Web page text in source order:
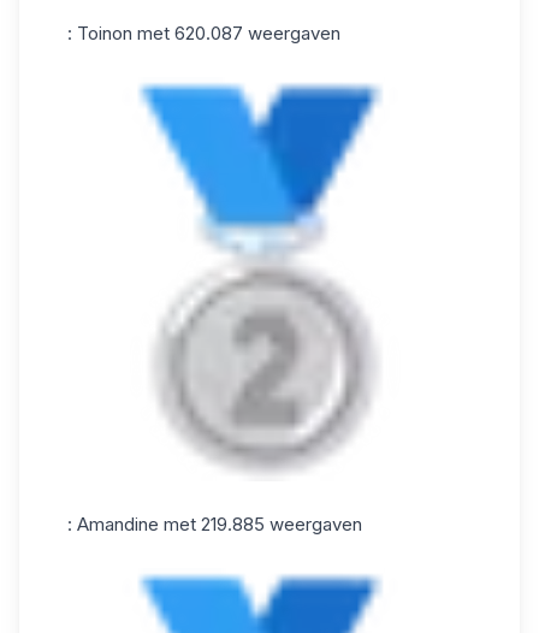
: Toinon met 620.087 weergaven
: Amandine met 219.885 weergaven